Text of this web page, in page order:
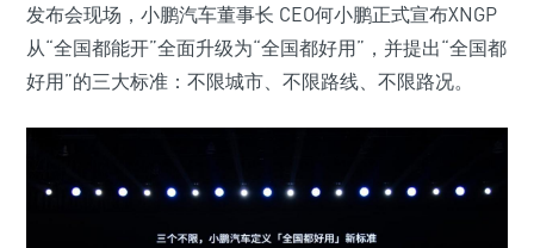
发布会现场，小鹏汽车董事长 CEO何小鹏正式宣布XNGP
从“全国都能开”全面升级为“全国都好用”，并提出“全国都
好用”的三大标准：不限城市、不限路线、不限路况。